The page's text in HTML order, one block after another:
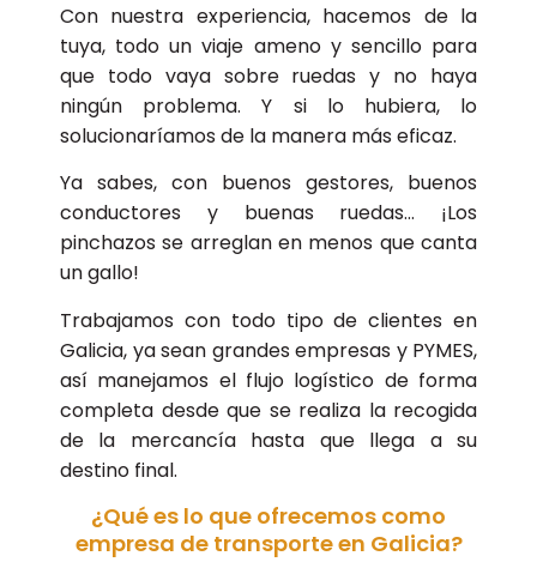
Con nuestra experiencia, hacemos de la
tuya, todo un viaje ameno y sencillo para
que todo vaya sobre ruedas y no haya
ningún problema. Y si lo hubiera, lo
solucionaríamos de la manera más eficaz.
Ya sabes, con buenos gestores, buenos
conductores y buenas ruedas… ¡Los
pinchazos se arreglan en menos que canta
un gallo!
Trabajamos con todo tipo de clientes en
Galicia, ya sean grandes empresas y PYMES,
así manejamos el flujo logístico de forma
completa desde que se realiza la recogida
de la mercancía hasta que llega a su
destino final.
¿Qué es lo que ofrecemos como
empresa de transporte en Galicia?